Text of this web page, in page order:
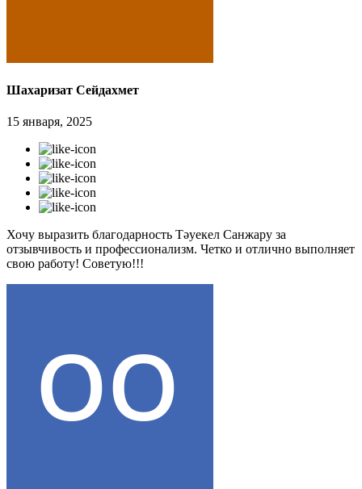
Шахаризат Сейдахмет
15 января, 2025
Хочу выразить благодарность Тәуекел Санжару за
отзывчивость и профессионализм. Четко и отлично выполняет
свою работу! Советую!!!